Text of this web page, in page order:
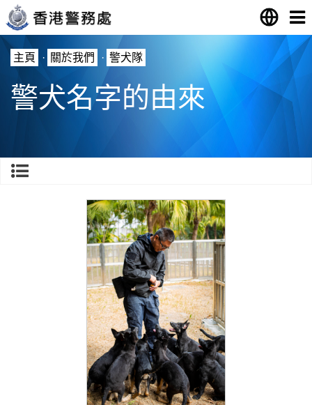
主頁 · 關於我們 · 警犬隊
警犬名字的由來